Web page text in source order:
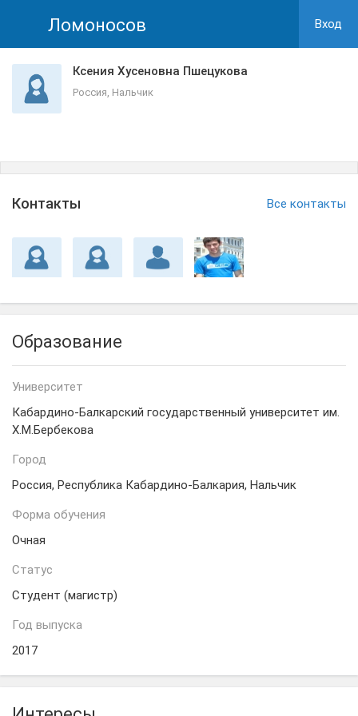
Ломоносов Вход
Ксения Хусеновна Пшецукова
Россия, Нальчик
Контакты Все контакты
Образование
Университет
Кабардино-Балкарский государственный университет им.
Х.М.Бербекова
Город
Россия, Республика Кабардино-Балкария, Нальчик
Форма обучения
Очная
Статус
Студент (магистр)
Год выпуска
2017